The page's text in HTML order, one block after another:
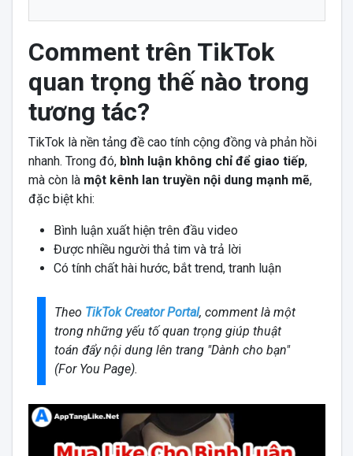
Comment trên TikTok
quan trọng thế nào trong
tương tác?
TikTok là nền tảng đề cao tính cộng đồng và phản hồi
nhanh. Trong đó, bình luận không chỉ để giao tiếp,
mà còn là một kênh lan truyền nội dung mạnh mẽ,
đặc biệt khi:
Bình luận xuất hiện trên đầu video
Được nhiều người thả tim và trả lời
Có tính chất hài hước, bắt trend, tranh luận
Theo TikTok Creator Portal, comment là một
trong những yếu tố quan trọng giúp thuật
toán đẩy nội dung lên trang "Dành cho bạn"
(For You Page).